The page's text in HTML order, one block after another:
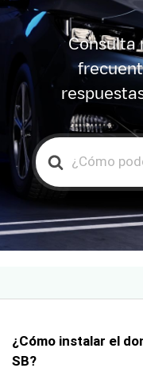
Consulta
Search
For
¿Cómo instalar el
SB?